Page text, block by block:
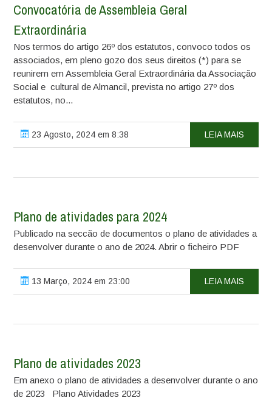
Convocatória de Assembleia Geral
Extraordinária
Nos termos do artigo 26º dos estatutos, convoco todos os
associados, em pleno gozo dos seus direitos (*) para se
reunirem em Assembleia Geral Extraordinária da Associação
Social e cultural de Almancil, prevista no artigo 27º dos
estatutos, no...
23 Agosto, 2024 em 8:38 LEIA MAIS
Plano de atividades para 2024
Publicado na seccão de documentos o plano de atividades a
desenvolver durante o ano de 2024. Abrir o ficheiro PDF
13 Março, 2024 em 23:00 LEIA MAIS
Plano de atividades 2023
Em anexo o plano de atividades a desenvolver durante o ano
de 2023 Plano Atividades 2023